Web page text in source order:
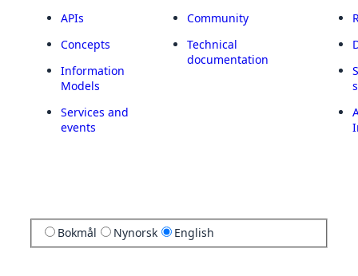
APIs
Concepts
Information
Models
Services and
events
Community
Technical
documentation
Bokmål Nynorsk English